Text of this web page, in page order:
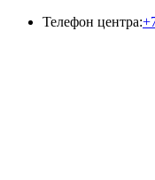
Телефон центра: